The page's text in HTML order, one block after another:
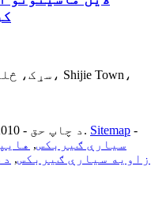
© د چاپ حق - 2010-2024: ټول حقونه خوندي دي. Sitemap -
سیارې ګیربکس,
زاویه سیارې ګیربکس,